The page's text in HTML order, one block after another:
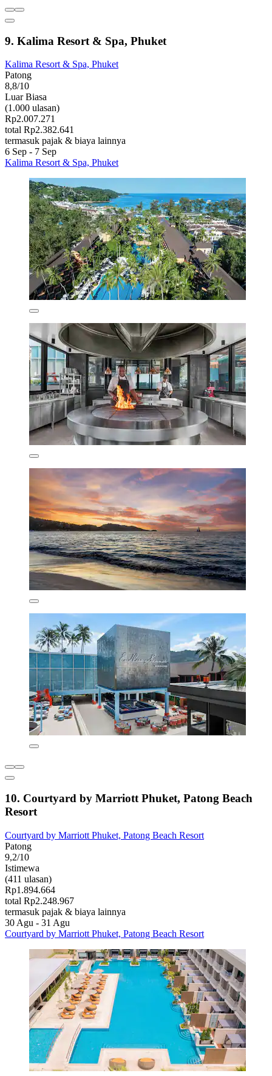
9. Kalima Resort & Spa, Phuket
Kalima Resort & Spa, Phuket
Patong
8,8/10
Luar Biasa
(1.000 ulasan)
Rp2.007.271
total Rp2.382.641
termasuk pajak & biaya lainnya
6 Sep - 7 Sep
Kalima Resort & Spa, Phuket
10. Courtyard by Marriott Phuket, Patong Beach
Resort
Courtyard by Marriott Phuket, Patong Beach Resort
Patong
9,2/10
Istimewa
(411 ulasan)
Rp1.894.664
total Rp2.248.967
termasuk pajak & biaya lainnya
30 Agu - 31 Agu
Courtyard by Marriott Phuket, Patong Beach Resort